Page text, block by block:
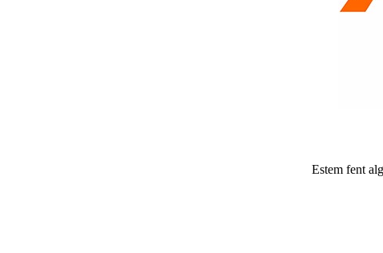
Estem fent